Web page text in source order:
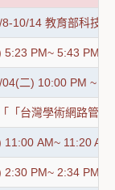
10/14 教育部科技
PM~ 5:43 PM
二) 10:00 PM ~
「台灣學術網路管
AM~ 11:20
PM~ 2:34 PM